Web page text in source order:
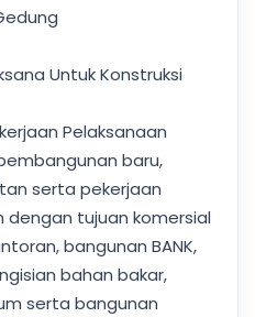
Untuk Konstruksi
Pelaksanaan
baru,
serta pekerjaan
dengan tujuan komersial
bangunan BANK,
bahan bakar,
serta bangunan